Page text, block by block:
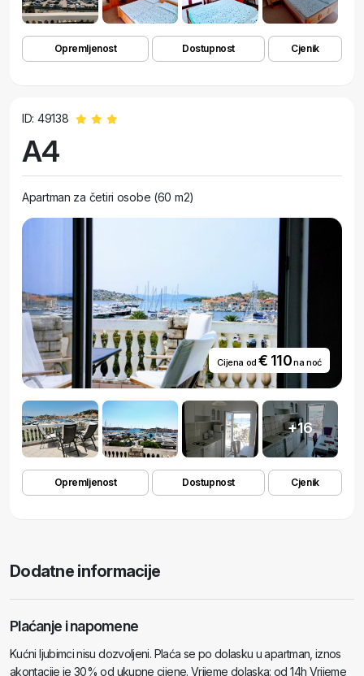
Opremljenost Dostupnost Cjenik
ID: 49138
A4
Apartman za četiri osobe (60 m2)
Cijena od€ 110na noć
+16
Opremljenost Dostupnost Cjenik
Dodatne informacije
Plaćanje i napomene
Kućni ljubimci nisu dozvoljeni. Plaća se po dolasku u apartman, iznos
akontacije je 30% od ukupne cijene. Vrijeme dolaska: od 14h Vrijeme